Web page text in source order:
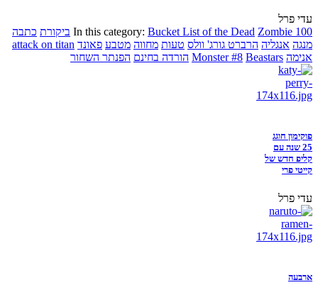
עדי פרל
In this category: Bucket List of the Dead Zombie 100 ביקורת כתבה
מנגה אנגליה הרברט גורג' וולס טעות מחווה מטבע פאונד attack on titan
אנימה
Monster #8 Beastars הורדה בחינם הפנתר השחור
פוקימון חוגג
25 שנה עם
קליפ חדש של
קייטי פרי
עדי פרל
ארבעה